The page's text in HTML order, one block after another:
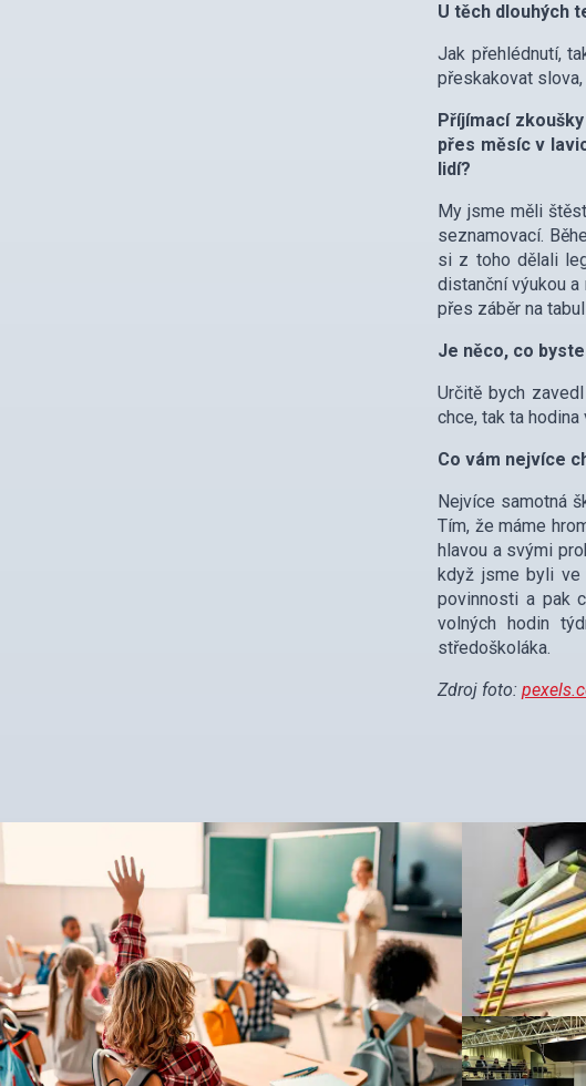
U těch dlouhých
Jak přehlédnutí,
přeskakovat
Příjímací
přes měsíc v
lidí?
My jsme měli
seznamovací.
si z toho dělali
distanční výukou
přes záběr na
Je něco, co
Určitě bych
chce, tak ta
Co vám nejvíce
Nejvíce samotná
Tím, že máme
hlavou a svými
když jsme byli ve
povinnosti a pak
volných hodin
středoškoláka.
Zdroj foto: